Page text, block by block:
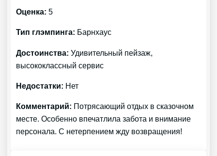
Оценка: 5
Тип глэмпинга: Барнхаус
Достоинства: Удивительный пейзаж,
высококлассный сервис
Недостатки: Нет
Комментарий: Потрясающий отдых в сказочном
месте. Особенно впечатлила забота и внимание
персонала. С нетерпением жду возвращения!